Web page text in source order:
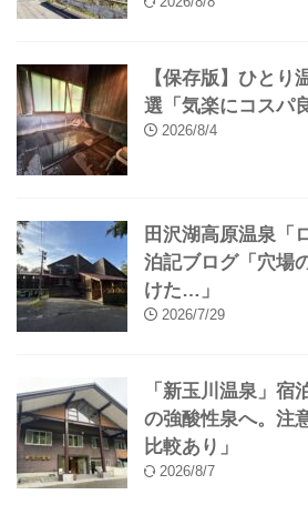
【保存版】ひとり
選「気楽にコスパ
2026/8/4
田沢湖高原温泉「
泊記ブログ「穴場
けた…」
2026/7/29
「新玉川温泉」宿
の強酸性泉へ。注
比較あり」
2026/8/7